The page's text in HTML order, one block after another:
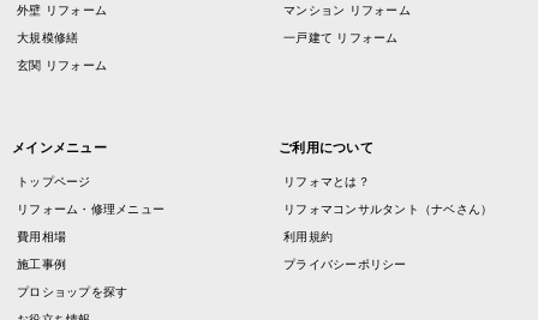
外壁 リフォーム
大規模修繕
玄関 リフォーム
マンション リフォーム
一戸建て リフォーム
メインメニュー
トップページ
リフォーム・修理メニュー
費用相場
施工事例
プロショップを探す
ご利用について
リフォマとは？
リフォマコンサルタント（ナベさん）
利用規約
プライバシーポリシー